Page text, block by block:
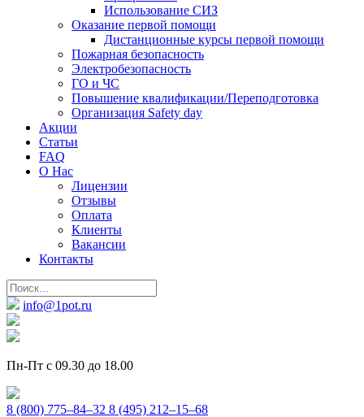
Использование СИЗ
Оказание первой помощи
Дистанционные курсы первой помощи
Пожарная безопасность
Электробезопасность
ГО и ЧС
Повышение квалификации/Переподготовка
Организация Safety day
Акции
Статьи
FAQ
О Нас
Лицензии
Отзывы
Оплата
Клиенты
Вакансии
Контакты
info@1pot.ru
Пн-Пт с 09.30 до 18.00
8 (800) 775–84–32 8 (495) 212–15–68